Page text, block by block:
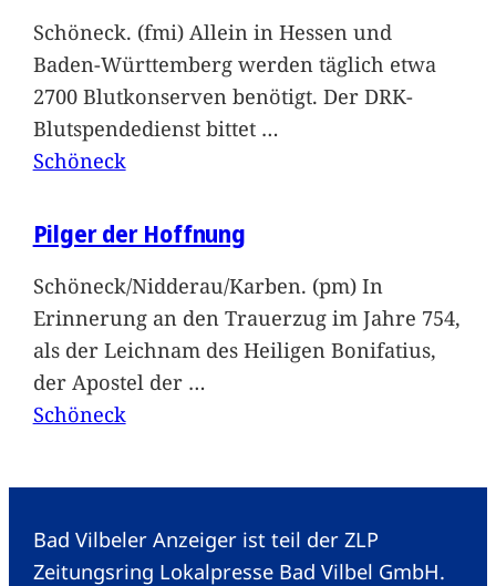
Schöneck. (fmi) Allein in Hessen und
Baden-Württemberg werden täglich etwa
2700 Blutkonserven benötigt. Der DRK-
Blutspendedienst bittet …
Schöneck
Pilger der Hoffnung
Schöneck/Nidderau/Karben. (pm) In
Erinnerung an den Trauerzug im Jahre 754,
als der Leichnam des Heiligen Bonifatius,
der Apostel der …
Schöneck
Bad Vilbeler Anzeiger ist teil der ZLP
Zeitungsring Lokalpresse Bad Vilbel GmbH.